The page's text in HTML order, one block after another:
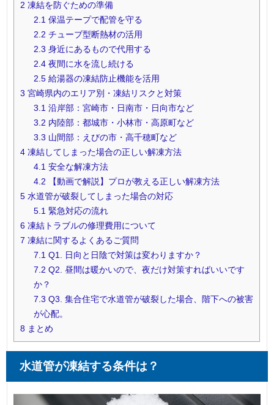
2 凍結を防ぐための準備
2.1 保温テープで配管を守る
2.2 チューブ型断熱材の活用
2.3 身近にあるもので代用する
2.4夜間に水を流し続ける
2.5給湯器の凍結防止機能を活用
3 宮崎県内のエリア別・凍結リスクと対策
3.1 沿岸部：宮崎市・日南市・日向市など
3.2 内陸部：都城市・小林市・高原町など
3.3 山間部：えびの市・高千穂町など
4 凍結してしまった場合の正しい解凍方法
4.1 安全な解凍方法
4.2 【動画で解説】プロが教える正しい解凍方法
5 水道管が破裂してしまった場合の対応
5.1 緊急対応の流れ
6 凍結トラブルの修理費用について
7 凍結に関するよくあるご質問
7.1 Q1. 日向と日陰で対策は変わりますか？
7.2 Q2. 昼間は暖かいので、夜だけ対策すればいいです
か？
7.3 Q3. 集合住宅で水道管が破裂した場合、階下への被害
が心配。
8 まとめ
水道管が凍結する条件は？